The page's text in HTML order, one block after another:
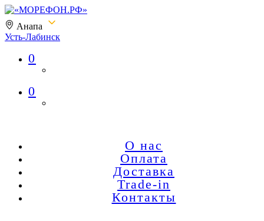
Анапа
Усть-Лабинск
«МОРЕФОН.РФ»
0
0
О нас
Оплата
Доставка
Trade-in
Контакты